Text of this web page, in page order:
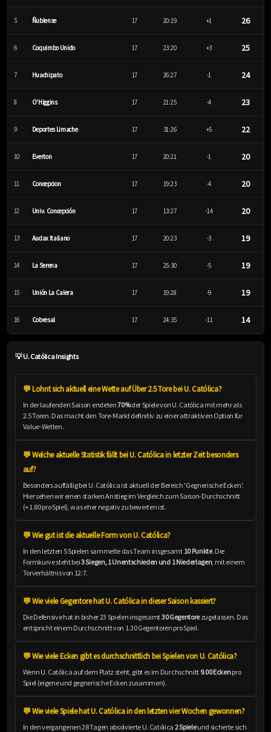
5 Ñublense 17 20:19 +1 26
6 Coquimbo Unido 17 23:20 +3 25
7 Huachipato 17 26:27 -1 24
8 O'Higgins 17 21:25 -4 23
9 Deportes Limache 17 31:26 +5 22
10 Everton 17 20:21 -1 20
11 Concepcion 17 19:23 -4 20
12 Univ. Concepción 17 13:27 -14 20
13 Audax Italiano 17 20:23 -3 19
14 La Serena 17 25:30 -5 19
15 Unión La Calera 17 19:28 -9 19
16 Cobresal 17 24:35 -11 14
💡 U. Católica Insights
💬 Lohnt sich aktuell eine Wette auf Über 2.5 Tore bei U. Católica?
In der laufenden Saison endeten70%der Spiele von U. Católica mit mehr als
2.5 Toren. Das macht den Tore-Markt definitiv zu einer attraktiven Option für
Value-Wetten.
💬 Welche aktuelle Statistik fällt bei U. Católica in letzter Zeit besonders
auf?
Besonders auffällig bei U. Católica ist aktuell der Bereich 'Gegnerische Ecken'.
Hier sehen wir einen starken Anstieg im Vergleich zum Saison-Durchschnitt
(+1.80 pro Spiel), was eher negativ zu bewerten ist.
💬 Wie gut ist die aktuelle Form von U. Católica?
In den letzten 5 Spielen sammelte das Team insgesamt 10 Punkte. Die
Formkurve steht bei3 Siegen, 1 Unentschieden und 1 Niederlagen, mit einem
Torverhältnis von 12:7.
💬 Wie viele Gegentore hat U. Católica in dieser Saison kassiert?
Die Defensive hat in bisher 23 Spielen insgesamt30 Gegentorezugelassen. Das
entspricht einem Durchschnitt von 1.30 Gegentoren pro Spiel.
💬 Wie viele Ecken gibt es durchschnittlich bei Spielen von U. Católica?
Wenn U. Católica auf dem Platz steht, gibt es im Durchschnitt 9.00 Eckenpro
Spiel (eigene und gegnerische Ecken zusammen).
💬 Wie viele Spiele hat U. Católica in den letzten vier Wochen gewonnen?
In den vergangenen 28 Tagen absolvierte U. Católica 2 Spieleund sicherte sich